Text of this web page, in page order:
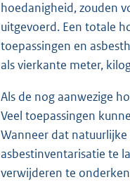
hoedanigheid, zouden
uitgevoerd. Een totale
toepassingen en
als vierkante meter,
Als de nog aanwezige
Veel toepassingen
Wanneer dat
asbestinventarisatie te
verwijderen te